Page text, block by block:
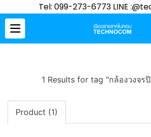
Tel: 099-273-6773 LINE
1 Results for tag "กล้องวงจร
Product (1)